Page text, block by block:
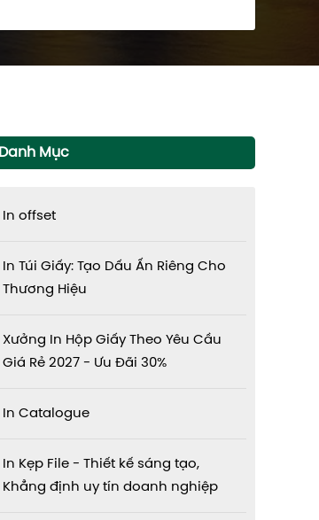
Danh Mục
In offset
In Túi Giấy: Tạo Dấu Ấn Riêng Cho
Thương Hiệu
Xưởng In Hộp Giấy Theo Yêu Cầu
Giá Rẻ 2027 - Ưu Đãi 30%
In Catalogue
In Kẹp File - Thiết kế sáng tạo,
Khẳng định uy tín doanh nghiệp